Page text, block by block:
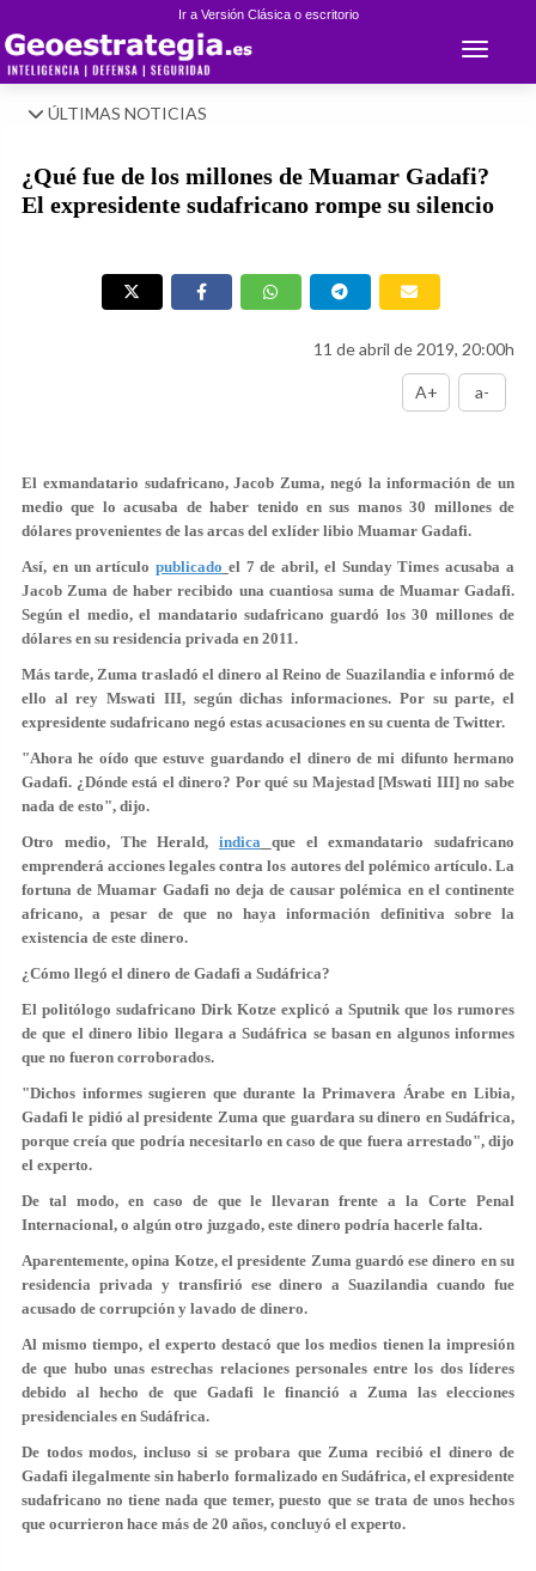
Ir a Versión Clásica o escritorio
Toggle
ÚLTIMAS NOTICIAS
¿Qué fue de los millones de Muamar Gadafi?
El expresidente sudafricano rompe su silencio
11 de abril de 2019, 20:00h
A+ a-
El exmandatario sudafricano, Jacob Zuma, negó la información de un
medio que lo acusaba de haber tenido en sus manos 30 millones de
dólares provenientes de las arcas del exlíder libio Muamar Gadafi.
Así, en un artículopublicado el 7 de abril, el Sunday Times acusaba a
Jacob Zuma de haber recibido una cuantiosa suma de Muamar Gadafi.
Según el medio, el mandatario sudafricano guardó los 30 millones de
dólares en su residencia privada en 2011.
Más tarde, Zuma trasladó el dinero al Reino de Suazilandia e informó de
ello al rey Mswati III, según dichas informaciones. Por su parte, el
expresidente sudafricano negó estas acusaciones en su cuenta de Twitter.
"Ahora he oído que estuve guardando el dinero de mi difunto hermano
Gadafi. ¿Dónde está el dinero? Por qué su Majestad [Mswati III] no sabe
nada de esto", dijo.
Otro medio, The Herald, indica que el exmandatario sudafricano
emprenderá acciones legales contra los autores del polémico artículo. La
fortuna de Muamar Gadafi no deja de causar polémica en el continente
africano, a pesar de que no haya información definitiva sobre la
existencia de este dinero.
¿Cómo llegó el dinero de Gadafi a Sudáfrica?
El politólogo sudafricano Dirk Kotze explicó a Sputnik que los rumores
de que el dinero libio llegara a Sudáfrica se basan en algunos informes
que no fueron corroborados.
"Dichos informes sugieren que durante la Primavera Árabe en Libia,
Gadafi le pidió al presidente Zuma que guardara su dinero en Sudáfrica,
porque creía que podría necesitarlo en caso de que fuera arrestado", dijo
el experto.
De tal modo, en caso de que le llevaran frente a la Corte Penal
Internacional, o algún otro juzgado, este dinero podría hacerle falta.
Aparentemente, opina Kotze, el presidente Zuma guardó ese dinero en su
residencia privada y transfirió ese dinero a Suazilandia cuando fue
acusado de corrupción y lavado de dinero.
Al mismo tiempo, el experto destacó que los medios tienen la impresión
de que hubo unas estrechas relaciones personales entre los dos líderes
debido al hecho de que Gadafi le financió a Zuma las elecciones
presidenciales en Sudáfrica.
De todos modos, incluso si se probara que Zuma recibió el dinero de
Gadafi ilegalmente sin haberlo formalizado en Sudáfrica, el expresidente
sudafricano no tiene nada que temer, puesto que se trata de unos hechos
que ocurrieron hace más de 20 años, concluyó el experto.